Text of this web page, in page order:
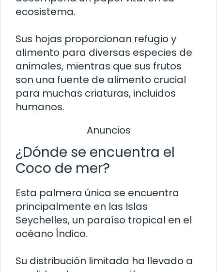
ecosistema.
Sus hojas proporcionan refugio y
alimento para diversas especies de
animales, mientras que sus frutos
son una fuente de alimento crucial
para muchas criaturas, incluidos
humanos.
Anuncios
¿Dónde se encuentra el
Coco de mer?
Esta palmera única se encuentra
principalmente en las Islas
Seychelles, un paraíso tropical en el
océano Índico.
Su distribución limitada ha llevado a